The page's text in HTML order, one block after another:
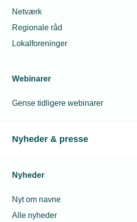
Netværk
Regionale råd
Lokalforeninger
Webinarer
Gense tidligere webinarer
Nyheder & presse
Nyheder
Nyt om navne
Alle nyheder